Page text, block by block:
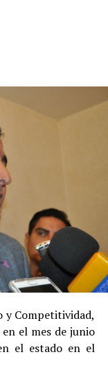
y Competitividad,
el mes de junio
el estado en el